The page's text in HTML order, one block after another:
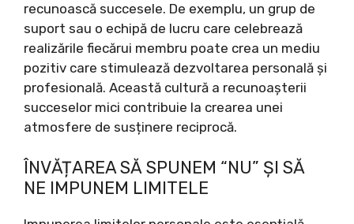
recunoască succesele. De exemplu, un grup de
suport sau o echipă de lucru care celebrează
realizările fiecărui membru poate crea un mediu
pozitiv care stimulează dezvoltarea personală și
profesională. Această cultură a recunoașterii
succeselor mici contribuie la crearea unei
atmosfere de susținere reciprocă.
ÎNVĂȚAREA SĂ SPUNEM “NU” ȘI SĂ
NE IMPUNEM LIMITELE